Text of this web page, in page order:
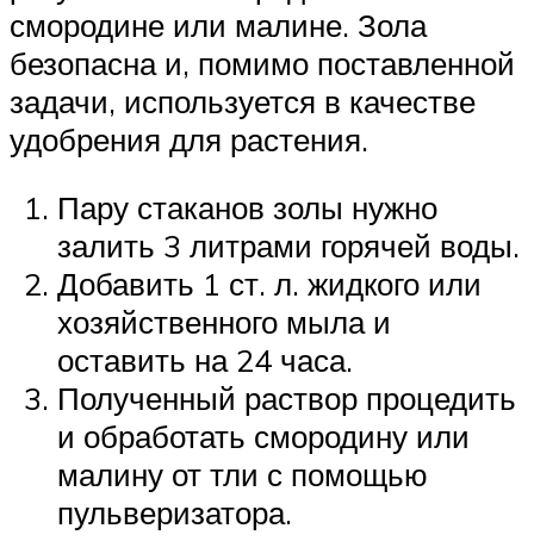
смородине или малине. Зола
безопасна и, помимо поставленной
задачи, используется в качестве
удобрения для растения.
Пару стаканов золы нужно
залить 3 литрами горячей воды.
Добавить 1 ст. л. жидкого или
хозяйственного мыла и
оставить на 24 часа.
Полученный раствор процедить
и обработать смородину или
малину от тли с помощью
пульверизатора.